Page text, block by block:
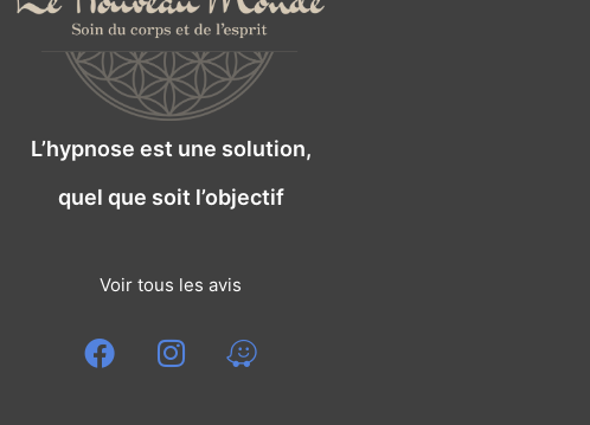
L’hypnose est une solution,
quel que soit l’objectif
Voir tous les avis